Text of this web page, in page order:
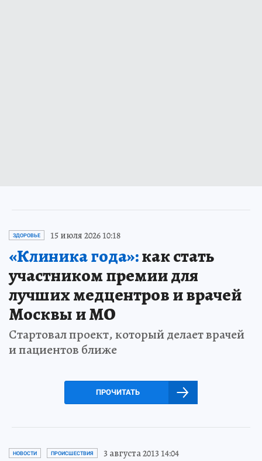
ЗДОРОВЬЕ 15 июля 2026 10:18
«Клиника года»:как стать
участником премии для
лучших медцентров и врачей
Москвы и МО
Стартовал проект, который делает врачей
и пациентов ближе
ПРОЧИТАТЬ
НОВОСТИ ПРОИСШЕСТВИЯ 3 августа 2013 14:04